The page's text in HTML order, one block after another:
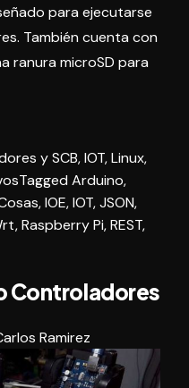
para ejecutarse
También cuenta con
ranura microSD para
y SCB,IOT,Linux,
Tagged Arduino,
,IOE,IOT,JSON,
,Raspberry Pi,REST,
Controladores
Ramirez